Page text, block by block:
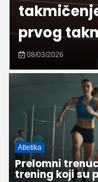
prvog
08/03/2026
Atletika
Prelomni
trening koji su